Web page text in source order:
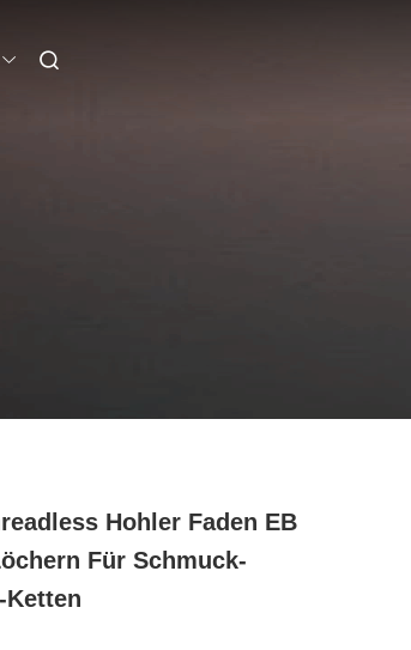
Hohler Faden EB
Für Schmuck-
Ketten